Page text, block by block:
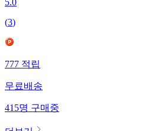
5.0
(3)
777적립
무료배송
415명구매중